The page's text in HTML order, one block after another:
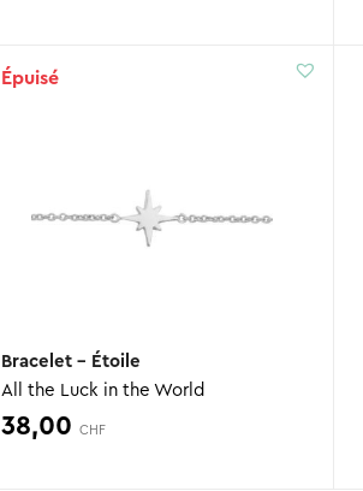
Épuisé
Bracelet – Étoile
All the Luck in the World
38,00 CHF